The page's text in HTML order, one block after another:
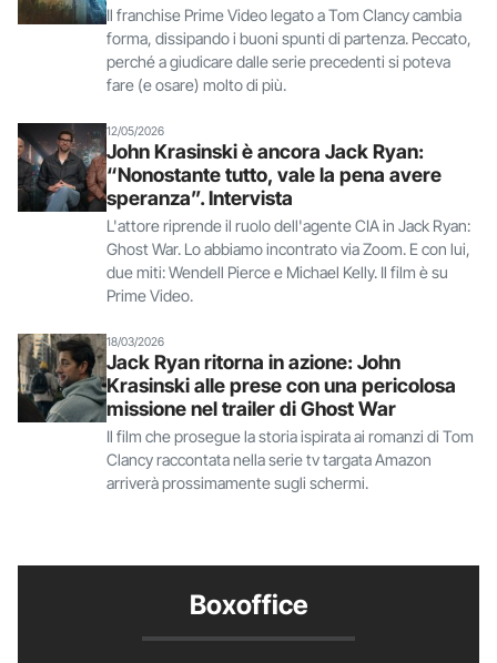
Il franchise Prime Video legato a Tom Clancy cambia
forma, dissipando i buoni spunti di partenza. Peccato,
perché a giudicare dalle serie precedenti si poteva
fare (e osare) molto di più.
12/05/2026
John Krasinski è ancora Jack Ryan:
“Nonostante tutto, vale la pena avere
speranza”. Intervista
L'attore riprende il ruolo dell'agente CIA in Jack Ryan:
Ghost War. Lo abbiamo incontrato via Zoom. E con lui,
due miti: Wendell Pierce e Michael Kelly. Il film è su
Prime Video.
18/03/2026
Jack Ryan ritorna in azione: John
Krasinski alle prese con una pericolosa
missione nel trailer di Ghost War
Il film che prosegue la storia ispirata ai romanzi di Tom
Clancy raccontata nella serie tv targata Amazon
arriverà prossimamente sugli schermi.
Boxoffice